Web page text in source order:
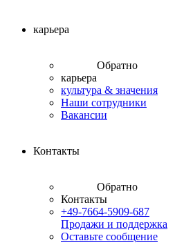
карьера
Обратно
карьера
культура & значения
Наши сотрудники
Вакансии
Контакты
Обратно
Контакты
+49-7664-5909-687
Продажи и поддержка
Оставьте сообщение